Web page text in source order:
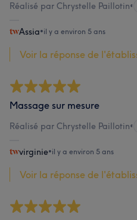
Réalisé par Chrystelle Paillotin•
Assia•il y a environ 5 ans
Voir la réponse de
Massage sur mesure
Réalisé par Chrystelle Paillotin•
virginie•il y a environ 5 ans
Voir la réponse de